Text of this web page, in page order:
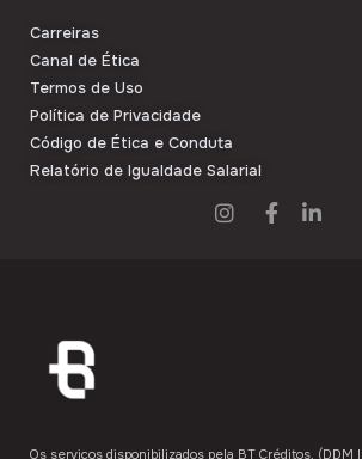
Carreiras
Canal de Ética
Termos de Uso
Política de Privacidade
Código de Ética e Conduta
Relatório de Igualdade Salarial
Os serviços disponibilizados pela ​BT Créditos,​ (DDM